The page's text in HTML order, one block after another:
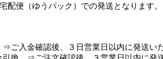
配便（ゆうパック）での発送となります。
入金確認後、３日営業日以内に発送いた